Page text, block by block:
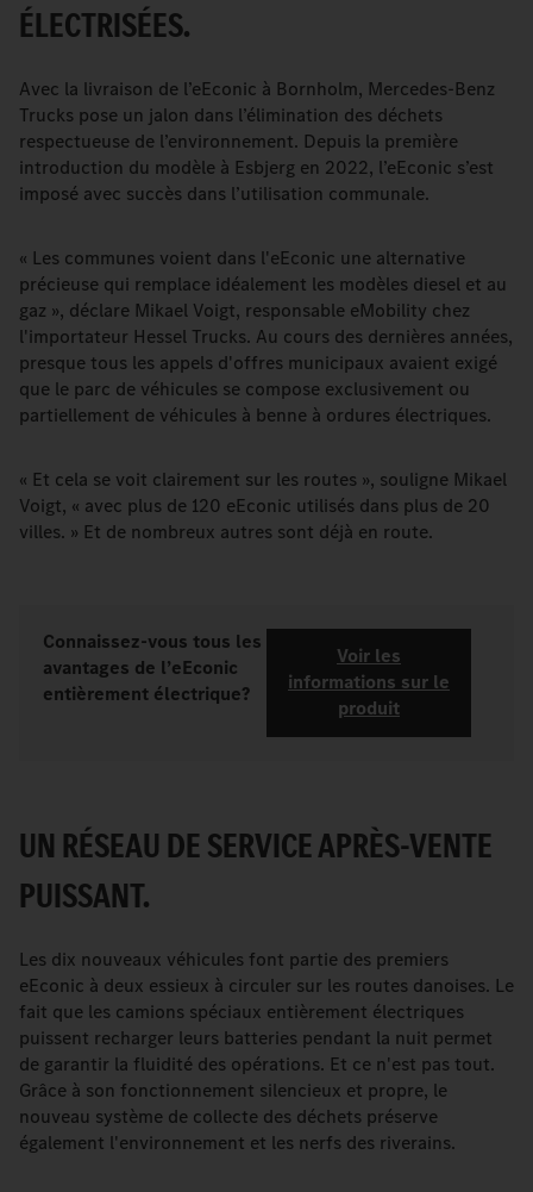
ÉLECTRISÉES.
Avec la livraison de l’eEconic à Bornholm, Mercedes-Benz
Trucks pose un jalon dans l’élimination des déchets
respectueuse de l’environnement. Depuis la première
introduction du modèle à Esbjerg en 2022, l’eEconic s’est
imposé avec succès dans l’utilisation communale.
« Les communes voient dans l'eEconic une alternative
précieuse qui remplace idéalement les modèles diesel et au
gaz », déclare Mikael Voigt, responsable eMobility chez
l'importateur Hessel Trucks. Au cours des dernières années,
presque tous les appels d'offres municipaux avaient exigé
que le parc de véhicules se compose exclusivement ou
partiellement de véhicules à benne à ordures électriques.
« Et cela se voit clairement sur les routes », souligne Mikael
Voigt, « avec plus de 120 eEconic utilisés dans plus de 20
villes. » Et de nombreux autres sont déjà en route.
Connaissez-vous tous les
avantages de l’eEconic
entièrement électrique?
Voir les
informations sur le
produit
UN RÉSEAU DE SERVICE APRÈS-VENTE
PUISSANT.
Les dix nouveaux véhicules font partie des premiers
eEconic à deux essieux à circuler sur les routes danoises. Le
fait que les camions spéciaux entièrement électriques
puissent recharger leurs batteries pendant la nuit permet
de garantir la fluidité des opérations. Et ce n'est pas tout.
Grâce à son fonctionnement silencieux et propre, le
nouveau système de collecte des déchets préserve
également l'environnement et les nerfs des riverains.